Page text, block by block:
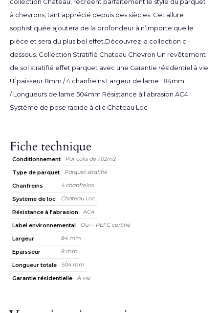
à chevrons, tant apprécié depuis des siècles. Cet allure
sophistiquée ajoutera de la profondeur à n’importe quelle
pièce et sera du plus bel effet.Découvrez la collection ci-
dessous. Collection Stratifié Chateau Chevron Un revêtement
de sol stratifié effet parquet avec une Garantie résidentiel à vie
! Épaisseur 8mm / 4 chanfreins Largeur de lame : 84mm
/ Longueurs de lame 504mm Résistance à l’abrasion AC4
Système de pose rapide à clic Chateau Loc
Fiche technique
Conditionnement
Par colis de 1,02m2
Type de parquet
Parquet stratifié
Chanfreins
4 chanfreins
Système de loc
Chateau Loc
Résistance à l’abrasion
AC4
Label environnemental
Oui – PEFC certifié
Largeur
84 mm
Epaisseur
8 mm
Longueur totale
504 mm
Garantie résidentielle
À vie